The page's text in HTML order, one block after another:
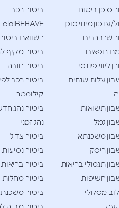
סוכן ביטוח
עדכון מינוי סוכן
שרברבים
רופאים
ליווי פיננסי
עלות שנתית
תשואות
גמל
משכנתא
ריסק
תגמולי בריאות
חשיפות
מסלולי
ביטוח רכב
clalBEHAVE
השוואת
ביטוח מקיף
ביטוח חובה
ביטוח רכב לפי
קילומטר
ביטוח נהג
נהג זמני
ביטוח צד ג'
ביטוח נסיעות
ביטוח בריאות
ביטוח
ביטוח